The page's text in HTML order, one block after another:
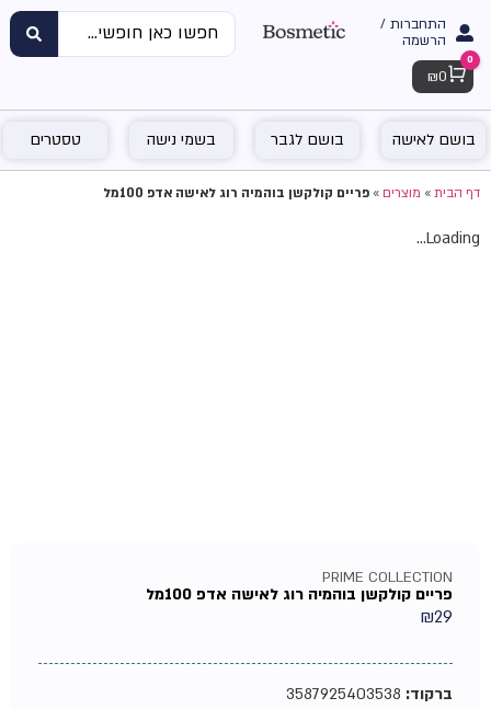
התחברות /
הרשמה
Cart
0
₪ 0
בושם לאישה בושם לגבר בשמי נישה טסטרים
דף הבית»מוצרים»פריים קולקשן בוהמיה רוג לאישה אדפ 100מל
Loading...
PRIME COLLECTION
פריים קולקשן בוהמיה רוג לאישה אדפ 100מל
₪29
ברקוד:3587925403538